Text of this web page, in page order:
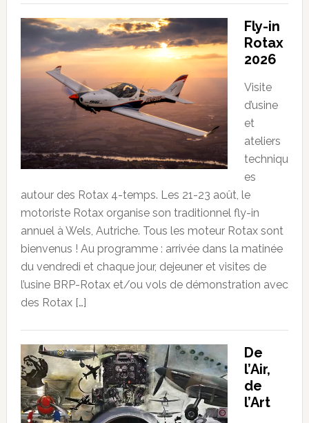
Fly-in
Rotax
2026
Visite
d’usine
et
ateliers
techniqu
es
autour des Rotax 4-temps. Les 21-23 août, le
motoriste Rotax organise son traditionnel fly-in
annuel à Wels, Autriche. Tous les moteur Rotax sont
bienvenus ! Au programme : arrivée dans la matinée
du vendredi et chaque jour, dejeuner et visites de
l’usine BRP-Rotax et/ou vols de démonstration avec
des Rotax […]
De
l’Air,
de
l’Art